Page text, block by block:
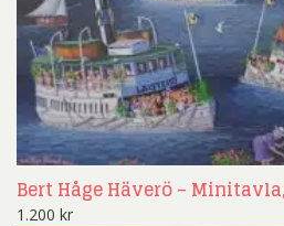
Bert Håge Häverö –
1.200 kr